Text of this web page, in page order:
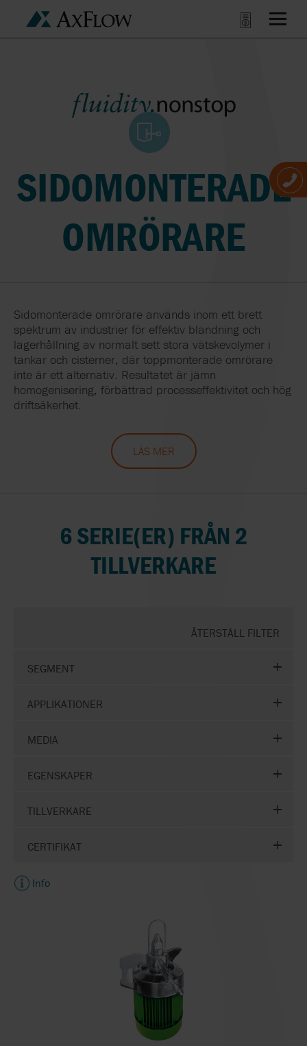
SIDOMONTERADE
OMRÖRARE
Sidomonterade omrörare används inom ett brett
spektrum av industrier för effektiv blandning och
lagerhållning av normalt sett stora vätskevolymer i
tankar och cisterner, där toppmonterade omrörare
inte är ett alternativ. Resultatet är jämn
homogenisering, förbättrad processeffektivitet och hög
driftsäkerhet.
LÄS MER
6 SERIE(ER) FRÅN 2
TILLVERKARE
ÅTERSTÄLL FILTER
SEGMENT
APPLIKATIONER
MEDIA
EGENSKAPER
TILLVERKARE
CERTIFIKAT
Info